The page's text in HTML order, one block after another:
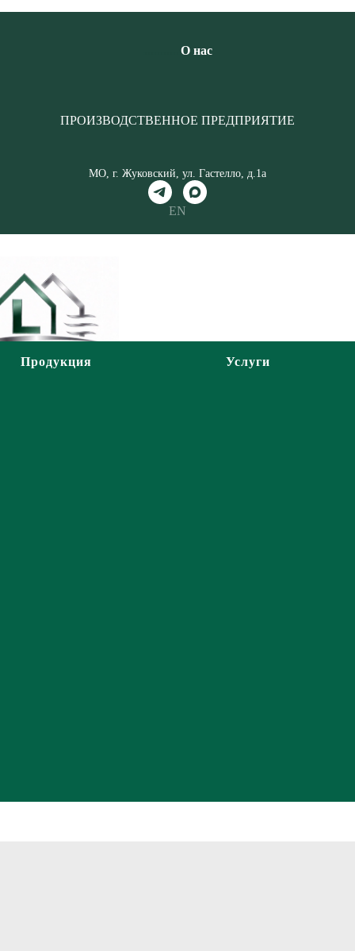
О нас
ПРОИЗВОДСТВЕННОЕ ПРЕДПРИЯТИЕ
МО, г. Жуковский, ул. Гастелло, д.1а
EN
Продукция Услуги